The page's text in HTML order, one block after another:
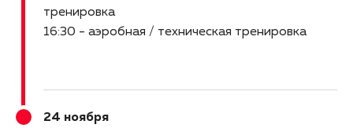
тренировка
16:30 - аэробная / техническая тренировка
24 ноября